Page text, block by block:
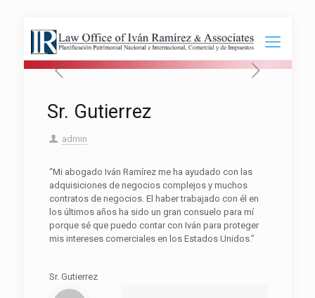
Sr. Gutierrez
admin
“Mi abogado Iván Ramírez me ha ayudado con las
adquisiciones de negocios complejos y muchos
contratos de negocios. El haber trabajado con él en
los últimos años ha sido un gran consuelo para mí
porque sé que puedo contar con Iván para proteger
mis intereses comerciales en los Estados Unidos.”
Sr. Gutierrez